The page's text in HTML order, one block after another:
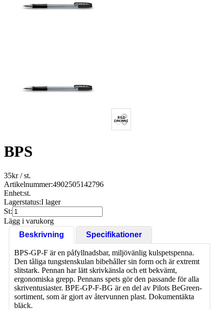
BPS
35kr/ st.
Artikelnummer:4902505142796
Enhet:st.
Lagerstatus:I lager
St:
Lägg i varukorg
Beskrivning
Specifikationer
BPS-GP-F är en påfyllnadsbar, miljövänlig kulspetspenna.
Den tåliga tungstenskulan bibehåller sin form och är extremt
slitstark. Pennan har lätt skrivkänsla och ett bekvämt,
ergonomiska grepp. Pennans spets gör den passande för alla
skriventusiaster. BPE-GP-F-BG är en del av Pilots BeGreen-
sortiment, som är gjort av återvunnen plast. Dokumentäkta
bläck.